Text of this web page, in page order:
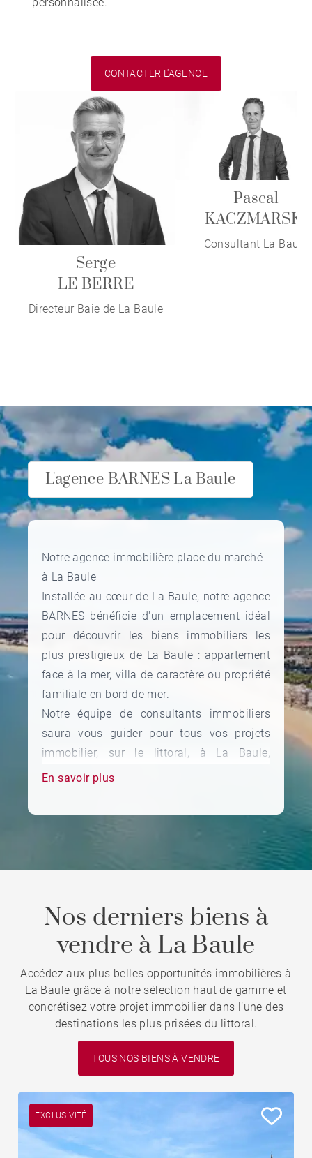
CONTACTER L'AGENCE
Serge
LE BERRE
Directeur Baie de La Baule
Pascal
KACZMARSKI
Consultant La Baule
L'agence BARNES La Baule
Notre agence immobilière place du marché
à La Baule
Installée au cœur de La Baule, notre agence
BARNES bénéficie d'un emplacement idéal
pour découvrir les biens immobiliers les
plus prestigieux de La Baule : appartement
face à la mer, villa de caractère ou propriété
familiale en bord de mer.
Notre équipe de consultants immobiliers
saura vous guider pour tous vos projets
immobilier, sur le littoral, à La Baule,
Guérande, Pornichet, Le Pouliguen, Batz sur
Que vous soyez à la recherche de votre
résidence principale, secondaire ou d'un
investissement locatif, notre équipe vous
accompagnera pour concrétiser votre projet.
agence pour découvrir notre sélection de
biens d'exceptions à La Baule.
En savoir plus
Nos derniers biens à
vendre à La Baule
Accédez aux plus belles opportunités immobilières à
La Baule grâce à notre sélection haut de gamme et
concrétisez votre projet immobilier dans l’une des
destinations les plus prisées du littoral.
TOUS NOS BIENS À VENDRE
EXCLUSIVITÉ